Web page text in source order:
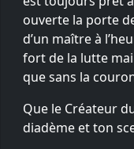
ouverte la porte
d’un maître à
fort de la lutte
que sans la
Que le Créateur
diadème et ton